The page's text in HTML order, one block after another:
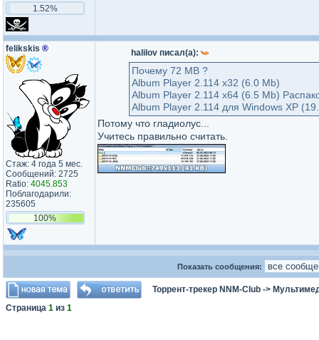
1.52%
felikskis ®
Стаж: 4 года 5 мес.
Сообщений: 2725
Ratio: 4045.853
Поблагодарили:
235605
100%
halilov писал(а):
Почему 72 MB ?
Album Player 2.114 x32 (6.0 Mb)
Album Player 2.114 x64 (6.5 Mb)
Album Player 2.114 для Windows XP
Потому что гладиолус...
Учитесь правильно считать.
Показать сообщения:
Торрент-трекер NNM-Club ->
Страница 1 из 1